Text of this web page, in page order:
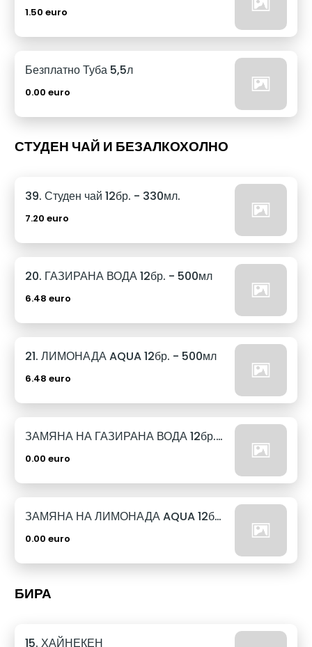
1.50 euro
Безплатно Туба 5,5л
0.00 euro
СТУДЕН ЧАЙ И БЕЗАЛКОХОЛНО
39. Студен чай 12бр. - 330мл.
7.20 euro
20. ГАЗИРАНА ВОДА 12бр. - 500мл
6.48 euro
21. ЛИМОНАДА AQUA 12бр. - 500мл
6.48 euro
ЗАМЯНА НА ГАЗИРАНА ВОДА 12бр. - 500мл
0.00 euro
ЗАМЯНА НА ЛИМОНАДА AQUA 12бр. - 500мл
0.00 euro
БИРА
15. ХАЙНЕКЕН